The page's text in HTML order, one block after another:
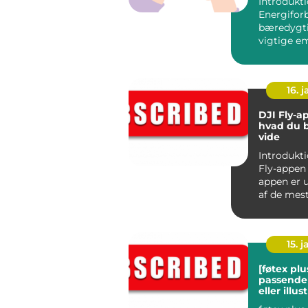
vigtige
og
16.
DJI Fly-
hvad du
vide
Fly-appen DJI Fly-
appen er
af de
15.
[føtex
eller